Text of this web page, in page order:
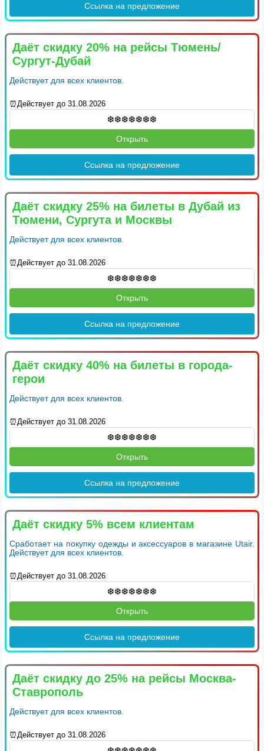
Ссылка на предложение
Даёт скидку 20% на рейсы Тюмень/
Сургут-Дубай
Действует для всех клиентов.
⏰Действует до 31.08.2026
Открыть
Ссылка на предложение
Даёт скидку 25% на билеты в Дубай из
Тюмени, Сургута и Москвы
Действует для всех клиентов.
⏰Действует до 31.08.2026
Открыть
Ссылка на предложение
Даёт скидку 40% на билеты в города-
герои
Действует для всех клиентов.
⏰Действует до 31.08.2026
Открыть
Ссылка на предложение
Даёт скидку 5% всем клиентам
Сработает на покупку одежды и аксессуаров в магазине Utair.
Действует для всех клиентов.
⏰Действует до 31.08.2026
Открыть
Ссылка на предложение
Даёт скидку до 25% на рейсы Москва-
Ставрополь
Действует для всех клиентов.
⏰Действует до 31.08.2026